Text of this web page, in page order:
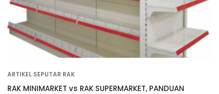
ARTIKEL SEPUTAR RAK
RAK MINIMARKET vs RAK SUPERMARKET, PANDUAN